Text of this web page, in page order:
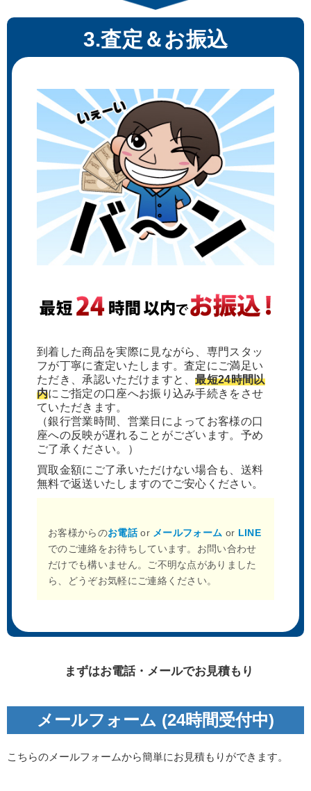
絵師100人展 藤ちょこ 旅路、晴
れ間 複製原画
アートコレクションハウス 垣野
内成美 深竹 リトグラフ 版画
アールビバン 鈴平ヒロ LITTLE
DIABOLICA ミクスドメディア 版
画
アールビバン 鈴平ヒロ NERINE
ミクスドメディア 版画
アールビバン Hiten SUMMER
WITH YOU ミクスドメディア 版
アールビバン ピロ水 アマカノ2
ミクスドメディア 版画
ミクスドメディア 版画
TRAINING OF A SECRET ミクス
ドメディア 版画
3.査定＆お振込
到着した商品を実際に見ながら、専門スタッ
フが丁寧に査定いたします。査定にご満足い
ただき、承認いただけますと、最短24時間以
内にご指定の口座へお振り込み手続きをさせ
ていただきます。
（銀行営業時間、営業日によってお客様の口
座への反映が遅れることがございます。予め
ご了承ください。）
買取金額にご了承いただけない場合も、送料
無料で返送いたしますのでご安心ください。
お客様からのお電話or メールフォーム or LINE
でのご連絡をお待ちしています。お問い合わせ
だけでも構いません。ご不明な点がありました
ら、どうぞお気軽にご連絡ください。
まずはお電話・メールでお見積もり
メールフォーム (24時間受付中)
こちらのメールフォームから簡単にお見積もりができます。